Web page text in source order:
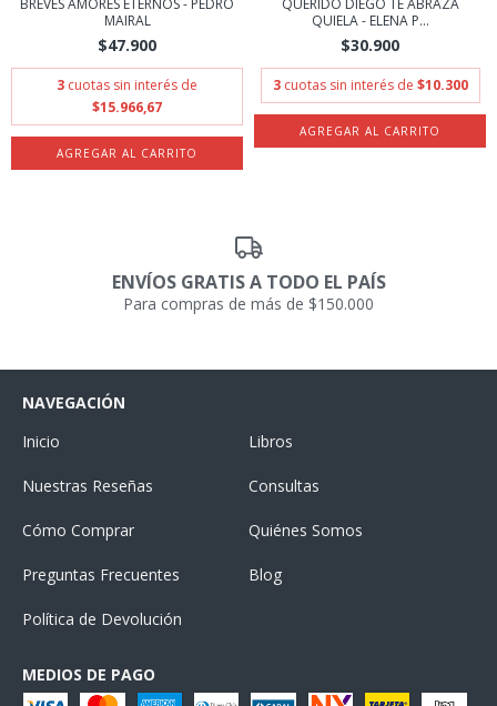
BREVES AMORES ETERNOS - PEDRO
MAIRAL
$47.900
3 cuotas sin interés de
$15.966,67
QUERIDO DIEGO TE ABRAZA
QUIELA - ELENA P...
$30.900
3 cuotas sin interés de $10.300
ENVÍOS GRATIS A TODO EL PAÍS
Para compras de más de $150.000
NAVEGACIÓN
Inicio
Libros
Nuestras Reseñas Consultas
Cómo Comprar Quiénes Somos
Preguntas Frecuentes Blog
Política de Devolución
MEDIOS DE PAGO